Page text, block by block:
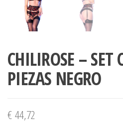
CHILIROSE – SET
PIEZAS NEGRO
€44,72